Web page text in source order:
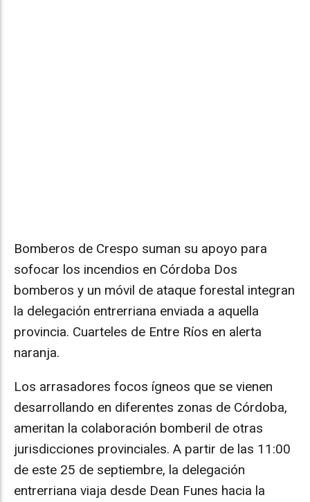
Bomberos de Crespo suman su apoyo para
sofocar los incendios en Córdoba Dos
bomberos y un móvil de ataque forestal integran
la delegación entrerriana enviada a aquella
provincia. Cuarteles de Entre Ríos en alerta
naranja.
Los arrasadores focos ígneos que se vienen
desarrollando en diferentes zonas de Córdoba,
ameritan la colaboración bomberil de otras
jurisdicciones provinciales. A partir de las 11:00
de este 25 de septiembre, la delegación
entrerriana viaja desde Dean Funes hacia la